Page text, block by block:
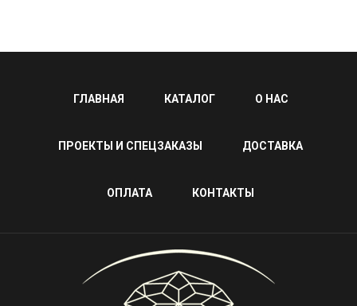
ГЛАВНАЯ КАТАЛОГ О НАС
ПРОЕКТЫ И СПЕЦЗАКАЗЫ ДОСТАВКА
ОПЛАТА КОНТАКТЫ